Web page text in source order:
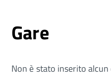
Gare
Non è stato inserito